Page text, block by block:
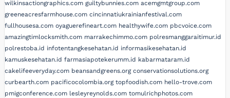
wilkinsactiongraphics.com guiltybunnies.com acemgmtgroup.com
greeneacresfarmhouse.com cincinnatiukrainianfestival.com
fullhousesa.com oyaguerefineart.com healthywife.com pbcvoice.com
amazingtimlocksmith.com marrakechimmo.com polresmanggaraitimur.id
polrestoba.id infotentangkesehatan.id informasikesehatan.id
kamuskesehatan.id farmasiapotekerumm.id kabarmataram.id
cakelifeeveryday.com beansandgreens.org conservationsolutions.org
curbearth.com pacificocolombia.org topfoodish.com hello-trove.com
pmigconference.com lesleyreynolds.com tomulrichphotos.com